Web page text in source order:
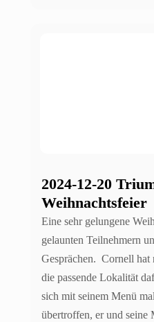
2024-12-20
Weihnachtsfeier
Eine sehr gelungene
gelaunten Teilnehmern
Gesprächen. Cornell hat
die passende Lokalität
sich mit seinem Menü
übertroffen, er und seine